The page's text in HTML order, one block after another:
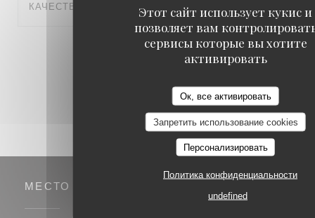
Этот сайт использует кукис и
позволяет вам
сервисы которые вы хотите
активировать
Ок, все активировать
Запретить использование cookies
Персонализировать
Политика конфиденциальности
undefined
КАЧЕСТВО
2 3
МЕСТО